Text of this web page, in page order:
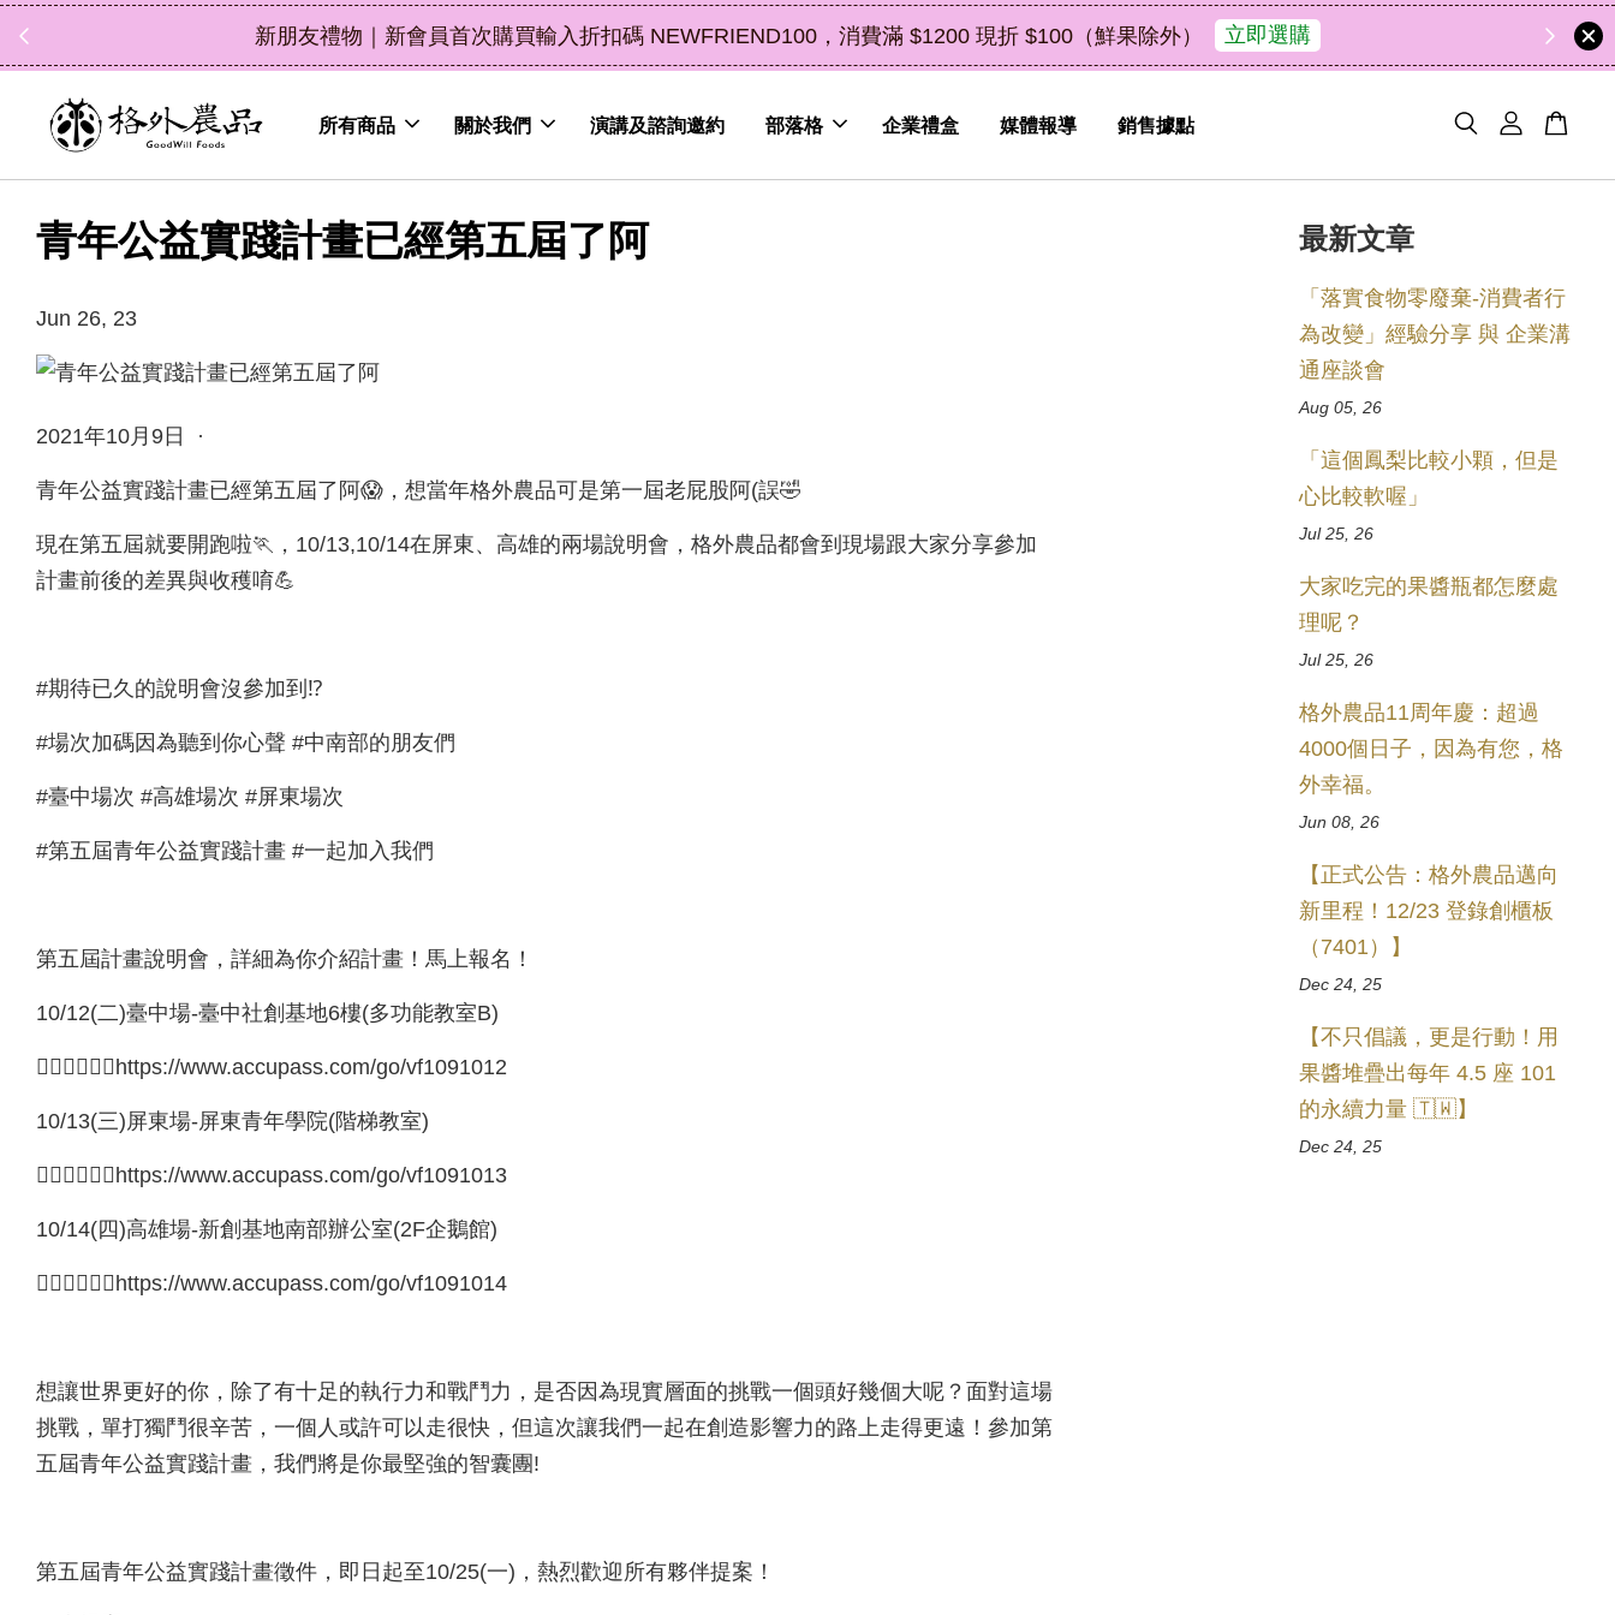
除外） 中秋禮盒新上市｜橘皮植萃永續好禮，解油去味・送禮自用兩相宜 27
分鐘
23
秒
所有商品 關於我們 演講及諮詢邀約 部落格 企業禮盒 媒體報導 銷售據點
青年公益實踐計畫已經第五屆了阿
Jun 26, 23
2021年10月9日 ·
青年公益實踐計畫已經第五屆了阿😱，想當年格外農品可是第一屆老屁股阿(誤🤣
現在第五屆就要開跑啦🏃，10/13,10/14在屏東、高雄的兩場說明會，格外農品都會到現場跟大家分享參加
計畫前後的差異與收穫唷💪
#期待已久的說明會沒參加到⁉
#場次加碼因為聽到你心聲 #中南部的朋友們
#臺中場次 #高雄場次 #屏東場次
#第五屆青年公益實踐計畫 #一起加入我們
第五屆計畫說明會，詳細為你介紹計畫！馬上報名！
10/12(二)臺中場-臺中社創基地6樓(多功能教室B)
👉🏻👉🏻👉🏻https://www.accupass.com/go/vf1091012
10/13(三)屏東場-屏東青年學院(階梯教室)
👉🏻👉🏻👉🏻https://www.accupass.com/go/vf1091013
10/14(四)高雄場-新創基地南部辦公室(2F企鵝館)
👉🏻👉🏻👉🏻https://www.accupass.com/go/vf1091014
想讓世界更好的你，除了有十足的執行力和戰鬥力，是否因為現實層面的挑戰一個頭好幾個大呢？面對這場
挑戰，單打獨鬥很辛苦，一個人或許可以走很快，但這次讓我們一起在創造影響力的路上走得更遠！參加第
五屆青年公益實踐計畫，我們將是你最堅強的智囊團!
第五屆青年公益實踐計畫徵件，即日起至10/25(一)，熱烈歡迎所有夥伴提案！
最新文章
「落實食物零廢棄-消費者行
為改變」經驗分享 與 企業溝
通座談會
Aug 05, 26
「這個鳳梨比較小顆，但是
心比較軟喔」
Jul 25, 26
大家吃完的果醬瓶都怎麼處
理呢？
Jul 25, 26
格外農品11周年慶：超過
4000個日子，因為有您，格
外幸福。
Jun 08, 26
【正式公告：格外農品邁向
新里程！12/23 登錄創櫃板
（7401）】
Dec 24, 25
【不只倡議，更是行動！用
果醬堆疊出每年 4.5 座 101
的永續力量 🇹🇼】
Dec 24, 25